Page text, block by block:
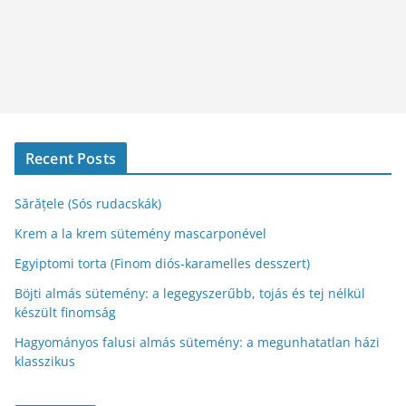
Recent Posts
Sărățele (Sós rudacskák)
Krem a la krem sütemény mascarponével
Egyiptomi torta (Finom diós-karamelles desszert)
Böjti almás sütemény: a legegyszerűbb, tojás és tej nélkül
készült finomság
Hagyományos falusi almás sütemény: a megunhatatlan házi
klasszikus